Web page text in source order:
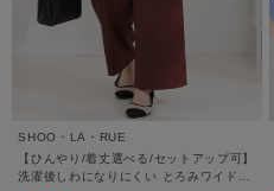
SHOO・LA・RUE
【ひんやり/着丈選べる/セットアップ可】
洗濯後しわになりにくい とろみワイドパ